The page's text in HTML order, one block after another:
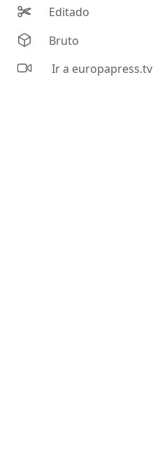
Editado
Bruto
Ir a europapress.tv